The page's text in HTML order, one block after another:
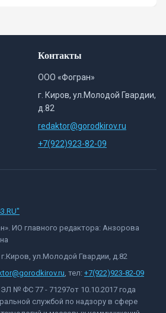
Контакты
ООО «Фогран»
г. Киров, ул.Молодой Гвардии,
д.82
redaktor@gorodkirov.ru
+7(922)923-82-09
ИО главного редактора: Анзорова
ул.Молодой Гвардии, д.82
, тел: +7(922)923-82-09
№ ФС 77 - 71297от 10.10.2017 года
службой по надзору в сфере